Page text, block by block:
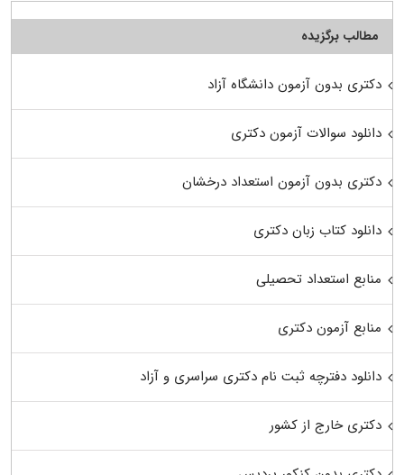
مطالب برگزیده
دکتری بدون آزمون دانشگاه آزاد
دانلود سوالات آزمون دکتری
دکتری بدون آزمون استعداد درخشان
دانلود کتاب زبان دکتری
منابع استعداد تحصیلی
منابع آزمون دکتری
دانلود دفترچه ثبت نام دکتری سراسری و آزاد
دکتری خارج از کشور